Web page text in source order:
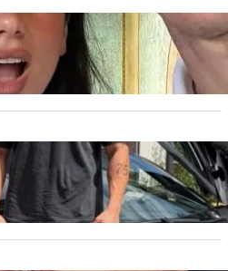
rrëfen atmosferën në dasmën e
event gjigant me emra
Brother VIP Kosova, Eduart
gojën kritikëve, publikon
luksoze